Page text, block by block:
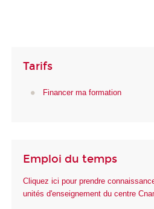
Tarifs
Financer ma formation
Emploi du temps
Cliquez ici pour prendre
unités d'enseignement du centre